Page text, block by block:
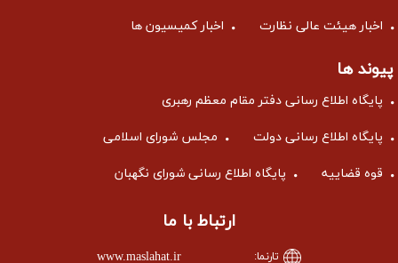
اخبار هیئت عالی نظارت اخبار کمیسیون ها
پیوند ها
پایگاه اطلاع رسانی دفتر مقام معظم رهبری
پایگاه اطلاع رسانی دولت مجلس شورای اسلامی
قوه قضاییه پایگاه اطلاع رسانی شورای نگهبان
ارتباط با ما
تارنما: www.maslahat.ir